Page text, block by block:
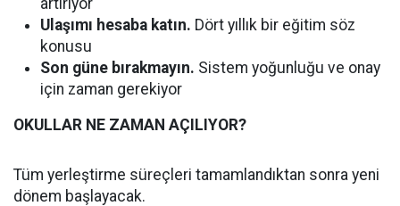
artırıyor
Ulaşımı hesaba katın. Dört yıllık bir eğitim söz
konusu
Son güne bırakmayın. Sistem yoğunluğu ve onay
için zaman gerekiyor
OKULLAR NE ZAMAN AÇILIYOR?
Tüm yerleştirme süreçleri tamamlandıktan sonra yeni
dönem başlayacak.